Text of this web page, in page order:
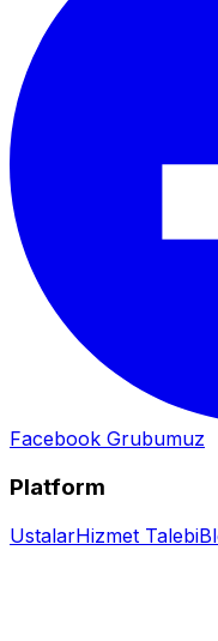
Facebook Grubumuz
Platform
UstalarHizmet Talebi